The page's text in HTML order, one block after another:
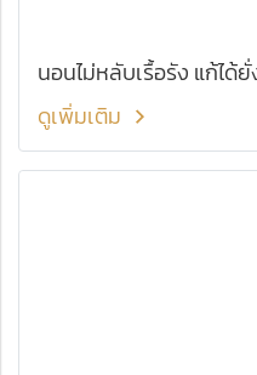
นอนไม่หลับเรื้อรัง แก้ได้
ดูเพิ่มเติม